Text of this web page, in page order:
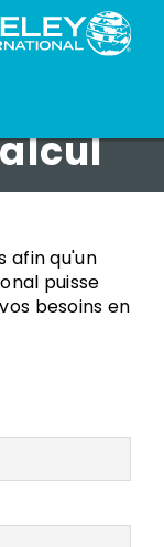
afin qu'un
puisse
besoins en